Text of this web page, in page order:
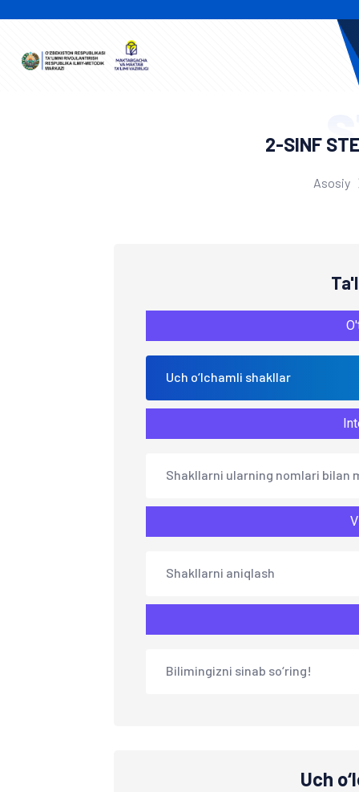
2-SINF
Asosiy
Uch o‘lchamli shakllar
Shakllarni ularning nomlari bilan
Shakllarni aniqlash
Bilimingizni sinab so‘ring!
Uch